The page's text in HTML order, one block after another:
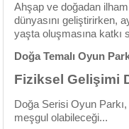
Ahşap ve doğadan
dünyasını geliştirirken,
yaşta oluşmasına katkı
Doğa Temalı Oyun
Fiziksel Gelişimi
Doğa Serisi Oyun
meşgul olabileceği...